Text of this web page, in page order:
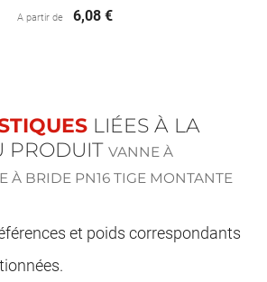
A partir de 6,08 €
LIÉES À LA
PRODUIT VANNE À
À BRIDE PN16 TIGE MONTANTE
et poids correspondants